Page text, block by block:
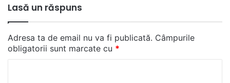
Lasă un răspuns
Adresa ta de email nu va fi publicată. Câmpurile
obligatorii sunt marcate cu *